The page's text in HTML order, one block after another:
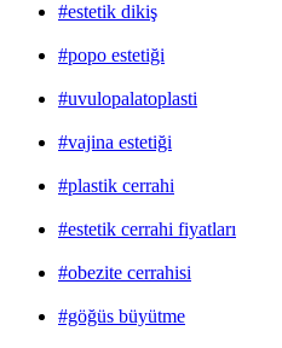
#estetik dikiş
#popo estetiği
#uvulopalatoplasti
#vajina estetiği
#plastik cerrahi
#estetik cerrahi fiyatları
#obezite cerrahisi
#göğüs büyütme